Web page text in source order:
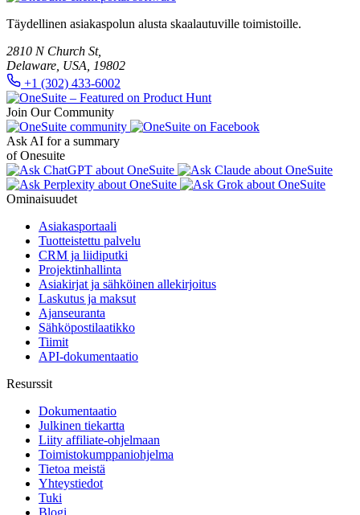
Täydellinen asiakaspolun alusta skaalautuville toimistoille.
2810 N Church St,
Delaware, USA, 19802
+1 (302) 433-6002
Join Our Community
Ask AI for a summary
of Onesuite
Ominaisuudet
Asiakasportaali
Tuotteistettu palvelu
CRM ja liidiputki
Projektinhallinta
Asiakirjat ja sähköinen allekirjoitus
Laskutus ja maksut
Ajanseuranta
Sähköpostilaatikko
Tiimit
API-dokumentaatio
Resurssit
Dokumentaatio
Julkinen tiekartta
Liity affiliate-ohjelmaan
Toimistokumppaniohjelma
Tietoa meistä
Yhteystiedot
Tuki
Blogi